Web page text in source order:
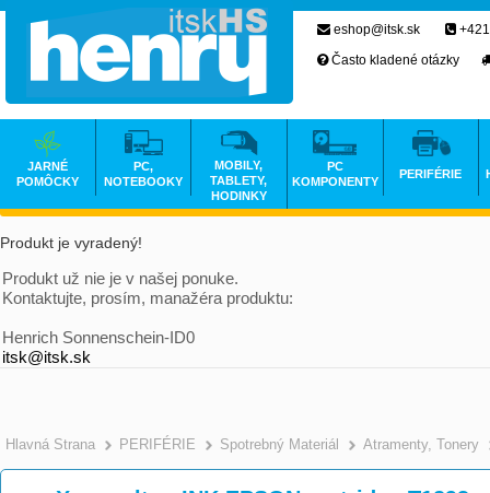
Produkt je vyradený!
Produkt už nie je v našej ponuke.
Kontaktujte, prosím, manažéra produktu:
Henrich Sonnenschein-ID0
itsk@itsk.sk
Hlavná Strana PERIFÉRIE Spotrebný Materiál Atramenty, Tonery
eshop@itsk.sk
Často kladené otázky
JARNÉ
POMÔCKY
PC,
NOTEBOOKY
MOBILY,
TABLETY,
HODINKY
PC
KOMPONENTY
PERIFÉRIE